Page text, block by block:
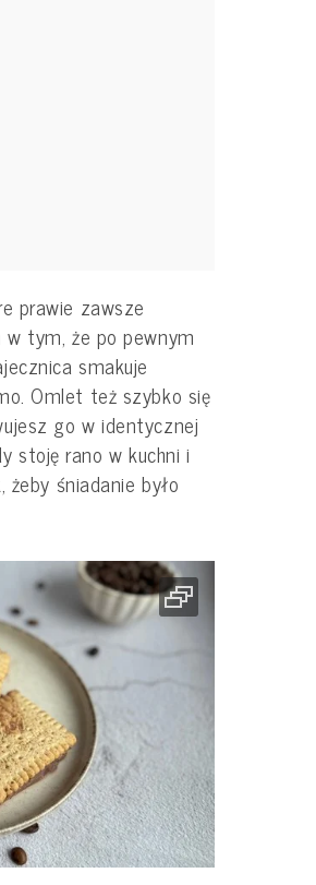
prawie zawsze
w tym, że po pewnym
smakuje
Omlet też szybko się
go w identycznej
stoję rano w kuchni i
śniadanie było